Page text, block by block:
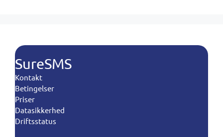
SureSMS
Kontakt
Betingelser
Priser
Datasikkerhed
Driftsstatus